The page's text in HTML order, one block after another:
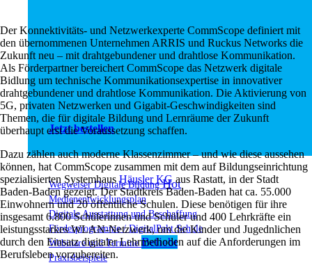
Jetzt bestellen
Wegweiser Digitale Bildung
Medienentwicklungsplan
Digitale Ausstattung und Beschaffung
Förderprogramme / DigitalPakt Schule
Webinare und Termine
Praxisbeispiele
Der Konnektivitäts- und Netzwerkexperte CommScope definiert mit
den übernommenen Unternehmen ARRIS und Ruckus Networks die
Zukunft neu – mit drahtgebundener und drahtlose Kommunikation.
Als Förderpartner bereichert CommScope das Netzwerk digitale
Bidlung um technische Kommunikationsexpertise in innovativer
drahtgebundener und drahtlose Kommunikation. Die Aktivierung von
5G, privaten Netzwerken und Gigabit-Geschwindigkeiten sind
Themen, die für digitale Bildung und Lernräume der Zukunft
überhaupt erst die Voraussetzung schaffen.
Dazu zählen auch moderne Klassenzimmer – und wie diese aussehen
können, hat CommScope zusammen mit dem auf Bildungseinrichtung
spezialisierten SystemhausHäusler KG aus Rastatt, in der Stadt
Baden-Baden gezeigt. Der Stadtkreis Baden-Baden hat ca. 55.000
Einwohnern und 20 öffentliche Schulen. Diese benötigen für ihre
insgesamt 6.800 Schülerinnen und Schüler und 400 Lehrkräfte ein
leistungsstarkes WLAN-Netzwerk, um die Kinder und Jugednlichen
durch den Einsatz digitaler Lehrmethoden auf die Anforderungen im
Berufsleben vorzubereiten.